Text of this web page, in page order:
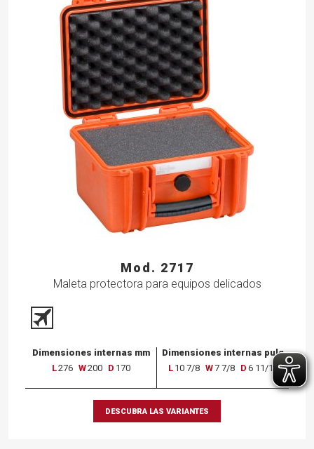
Mod. 2717
Maleta protectora para equipos delicados
Dimensiones internas mm
L276 W200 D 170
Dimensiones internas pulg
L 10 7/8 W7 7/8 D 6 11/16
DESCUBRA LAS VARIANTES